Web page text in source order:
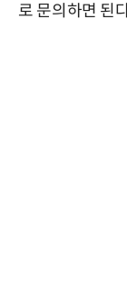
로 문의하면 된